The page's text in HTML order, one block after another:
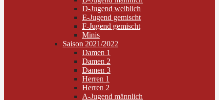
D-Jugend weiblich
E-Jugend gemischt
F-Jugend gemischt
Minis
Saison 2021/2022
Damen 1
Damen 2
Damen 3
Herren 1
Herren 2
A-Jugend männlich